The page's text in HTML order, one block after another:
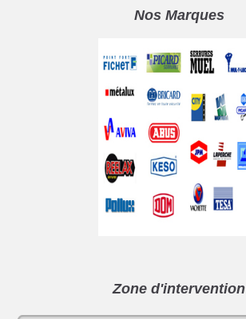
Nos Marques
Zone d'intervention